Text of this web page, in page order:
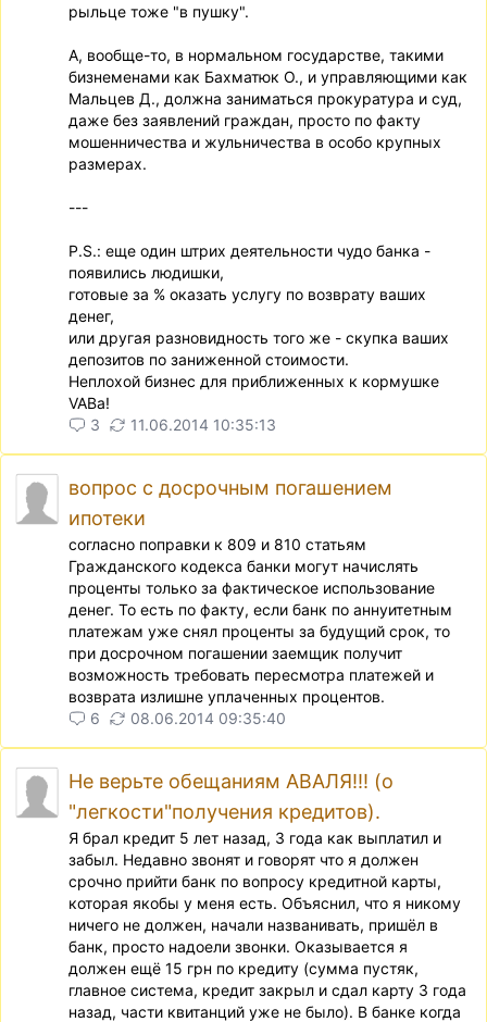
рыльце тоже "в пушку".
А, вообще-то, в нормальном государстве, такими
бизнеменами как Бахматюк О., и управляющими как
Мальцев Д., должна заниматься прокуратура и суд,
даже без заявлений граждан, просто по факту
мошенничества и жульничества в особо крупных
размерах.
---
P.S.: еще один штрих деятельности чудо банка -
появились людишки,
готовые за % оказать услугу по возврату ваших
денег,
или другая разновидность того же - скупка ваших
депозитов по заниженной стоимости.
Неплохой бизнес для приближенных к кормушке
VABa!
3
11.06.2014 10:35:13
вопрос с досрочным погашением
ипотеки
согласно поправки к 809 и 810 статьям
Гражданского кодекса банки могут начислять
проценты только за фактическое использование
денег. То есть по факту, если банк по аннуитетным
платежам уже снял проценты за будущий срок, то
при досрочном погашении заемщик получит
возможность требовать пересмотра платежей и
возврата излишне уплаченных процентов.
6
08.06.2014 09:35:40
Не верьте обещаниям АВАЛЯ!!! (о
"легкости"получения кредитов).
Я брал кредит 5 лет назад, 3 года как выплатил и
забыл. Недавно звонят и говорят что я должен
срочно прийти банк по вопросу кредитной карты,
которая якобы у меня есть. Объяснил, что я никому
ничего не должен, начали названивать, пришёл в
банк, просто надоели звонки. Оказывается я
должен ещё 15 грн по кредиту (сумма пустяк,
главное система, кредит закрыл и сдал карту 3 года
назад, части квитанций уже не было). В банке когда